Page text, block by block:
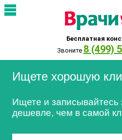
Бесплатная
Звоните 8 (499)
Ищете хорошую
Ищете и записывайтесь
дешевле, чем в самой